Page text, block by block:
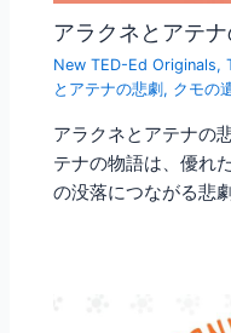
アラクネとアテ
New TED-Ed Originals,
とアテナの悲劇 , クモの
アラクネとアテナの
テナの物語は、優れ
の没落につながる悲